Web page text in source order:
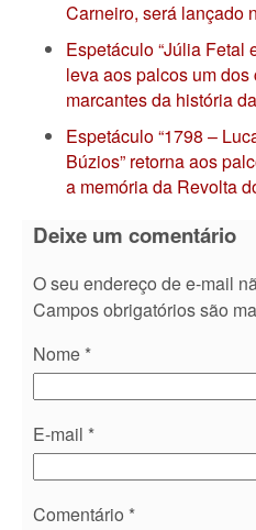
Carneiro, será lançado
Espetáculo “Júlia Fetal
leva aos palcos um
marcantes da história
Espetáculo “1798 –
Búzios” retorna aos
a memória da Revolta
Deixe um comentário
O seu endereço de e-mail
Campos obrigatórios são
Nome *
E-mail *
Comentário *